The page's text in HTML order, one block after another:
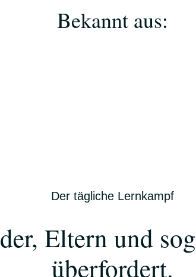
Bekannt aus:
Der tägliche Lernkampf
Eltern und
überfordert.